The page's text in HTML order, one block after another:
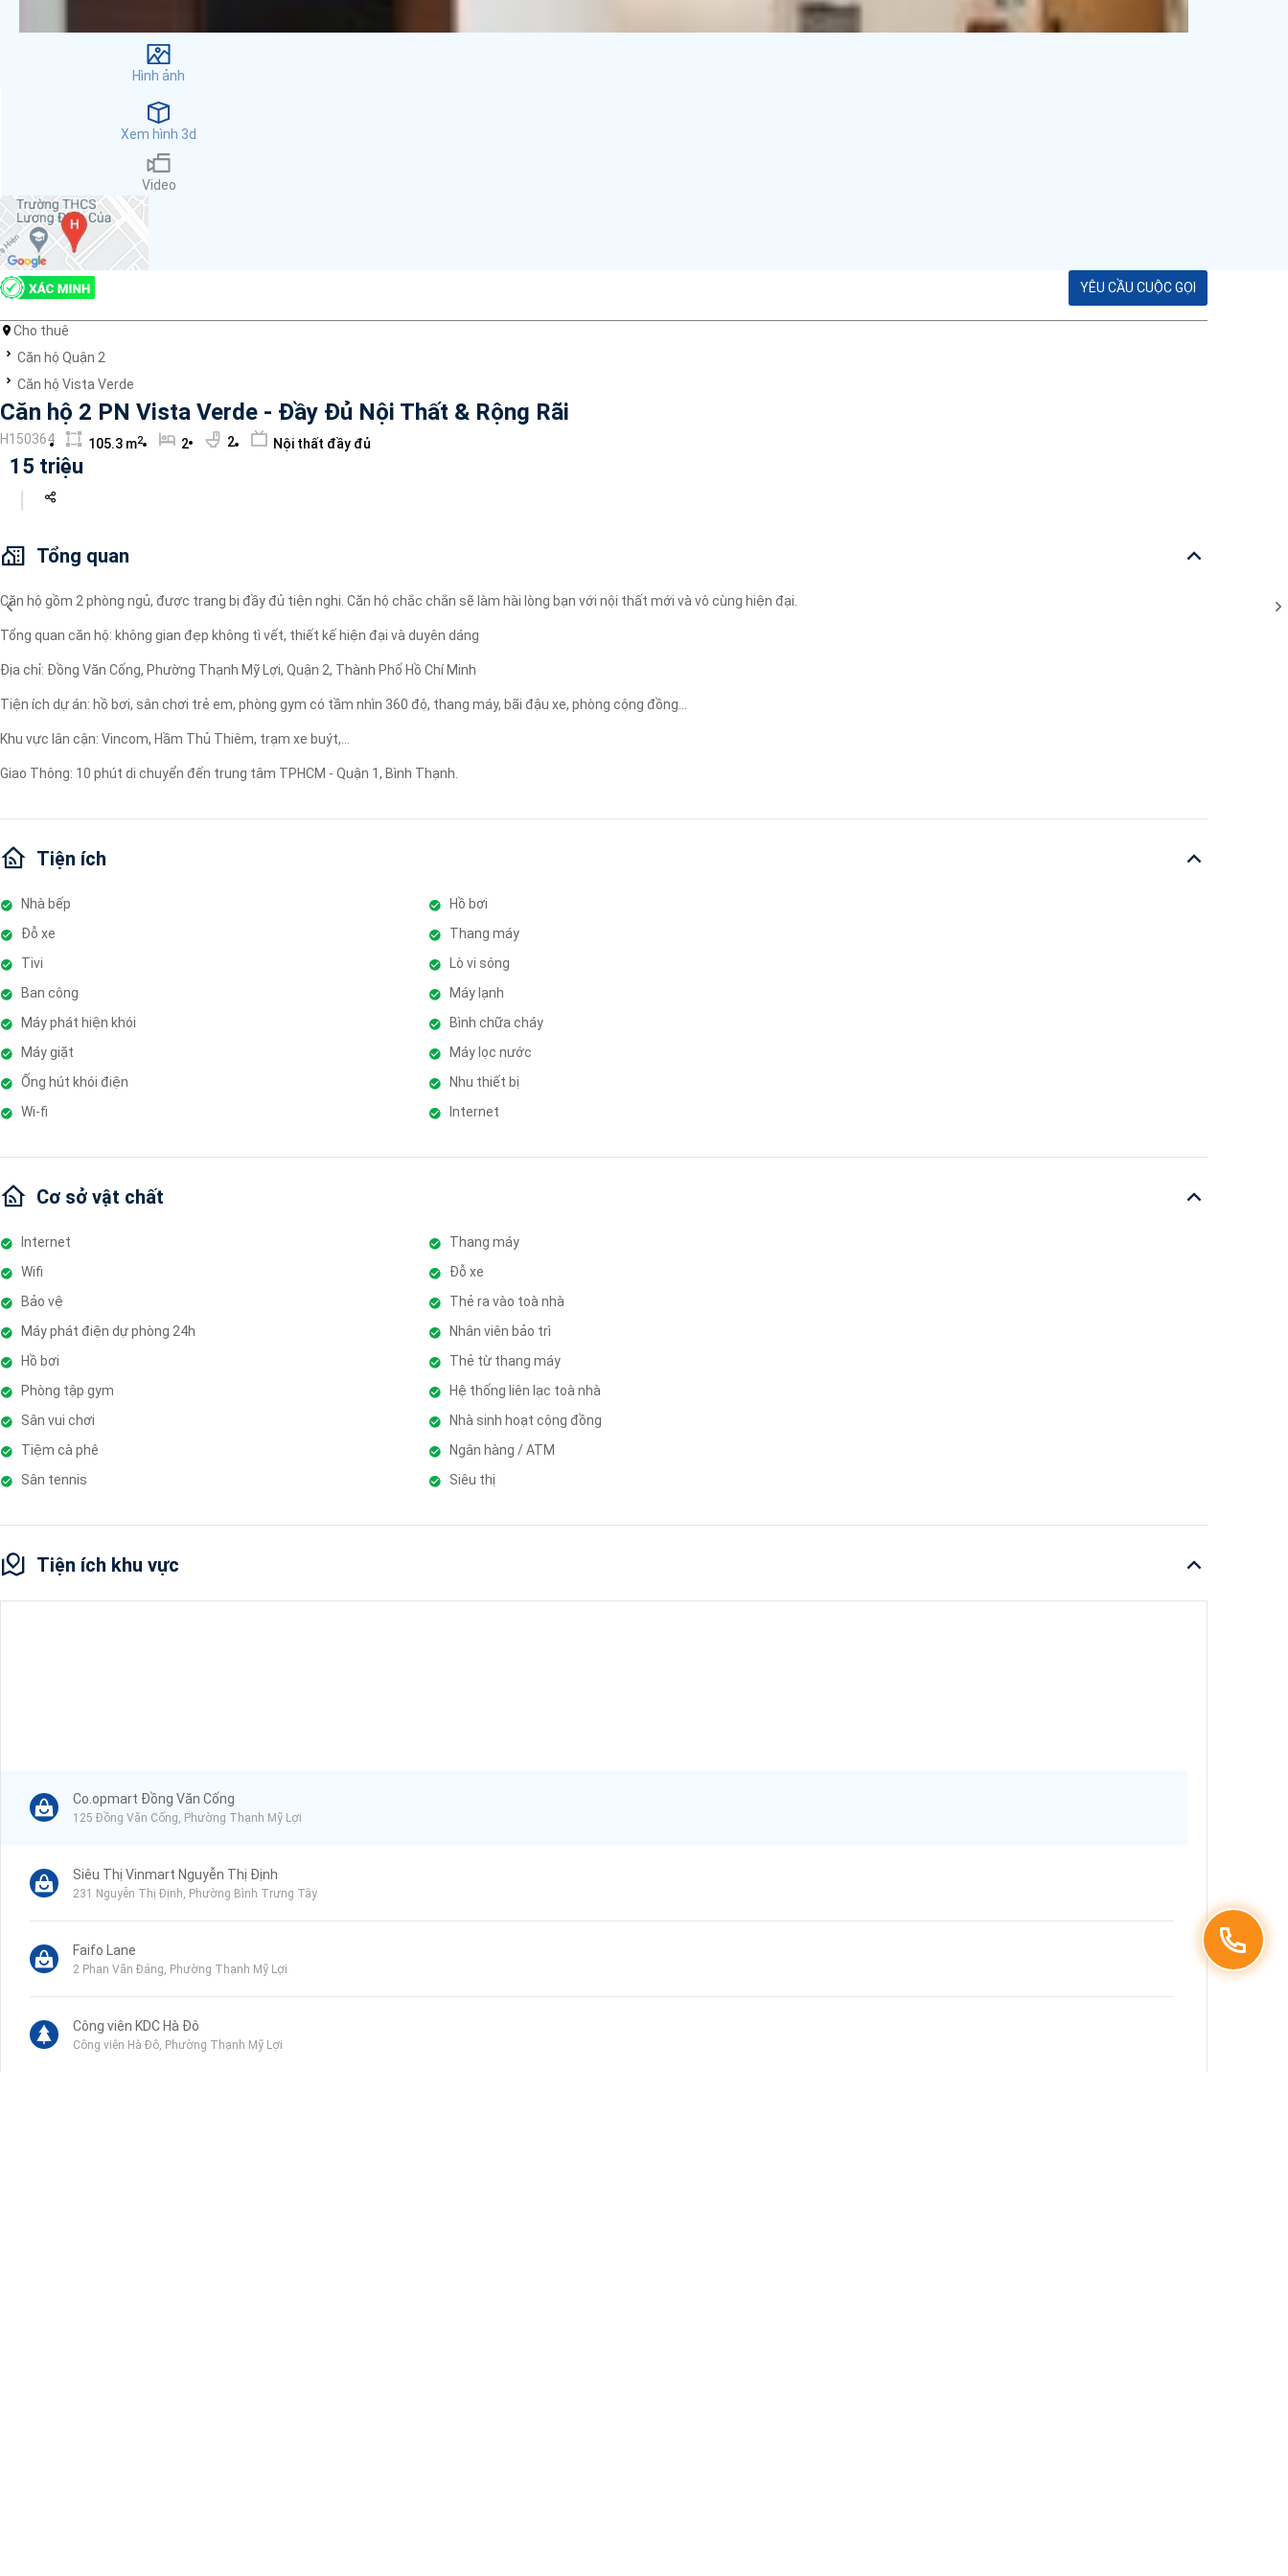
Máy phát hiện khói
Dụng cụ sơ cấp cứu
Hệ thống sưởi ấm nhà
Máy rửa chén
Máy giặt
Internet
Nhu thiết bị
Cho nuôi thú cưng
Nhà bếp
Hồ bơi
Bình chữa cháy
Lò vi sóng
Máy lọc nước
Hình ảnh
Xem hình 3d
Video
YÊU CẦU CUỘC GỌI
Cho thuê
Căn hộ Quận 2
Căn hộ Vista Verde
Căn hộ 2 PN Vista Verde - Đầy Đủ Nội Thất & Rộng Rãi
H150364 105.3 m2 2 2 Nội thất đầy đủ
15 triệu
Tổng quan
Căn hộ gồm 2 phòng ngủ, được trang bị đầy đủ tiện nghi. Căn hộ chắc chắn sẽ làm hài lòng bạn với nội thất mới và vô cùng hiện đại.
Tổng quan căn hộ: không gian đẹp không tì vết, thiết kế hiện đại và duyên dáng
Địa chỉ: Đồng Văn Cống, Phường Thạnh Mỹ Lợi, Quận 2, Thành Phố Hồ Chí Minh
Tiện ích dự án: hồ bơi, sân chơi trẻ em, phòng gym có tầm nhìn 360 độ, thang máy, bãi đậu xe, phòng cộng đồng...
Khu vực lân cận: Vincom, Hầm Thủ Thiêm, trạm xe buýt,...
Giao Thông: 10 phút di chuyển đến trung tâm TPHCM - Quận 1, Bình Thạnh.
Tiện ích
Nhà bếp
Hồ bơi
Đỗ xe
Thang máy
Tivi
Lò vi sóng
Ban công
Máy lạnh
Máy phát hiện khói
Bình chữa cháy
Máy giặt
Máy lọc nước
Ống hút khói điện
Nhu thiết bị
Wi-fi
Internet
Cơ sở vật chất
Internet
Thang máy
Wifi
Đỗ xe
Bảo vệ
Thẻ ra vào toà nhà
Máy phát điện dự phòng 24h
Nhân viên bảo trì
Hồ bơi
Thẻ từ thang máy
Phòng tập gym
Hệ thống liên lạc toà nhà
Sân vui chơi
Nhà sinh hoạt cộng đồng
Tiệm cà phê
Ngân hàng / ATM
Sân tennis
Siêu thị
Tiện ích khu vực
Co.opmart Đồng Văn Cống
125 Đồng Văn Cống, Phường Thạnh Mỹ Lợi
Siêu Thị Vinmart Nguyễn Thị Định
231 Nguyễn Thị Định, Phường Bình Trưng Tây
Faifo Lane
2 Phan Văn Đáng, Phường Thạnh Mỹ Lợi
Công viên KDC Hà Đô
Công viên Hà Đô, Phường Thạnh Mỹ Lợi